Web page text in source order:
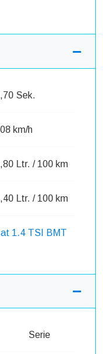
Sek.
km/h
Ltr. / 100 km
Ltr. / 100 km
1.4 TSI BMT
Serie